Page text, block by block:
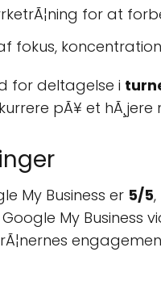
for at
fokus,
for deltagelse i
pÃ¥ et hÃ¸jere
My Business er 5/5
My Business